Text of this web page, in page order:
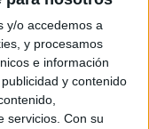
y/o accedemos a
y procesamos
e información
y contenido
servicios. Con su